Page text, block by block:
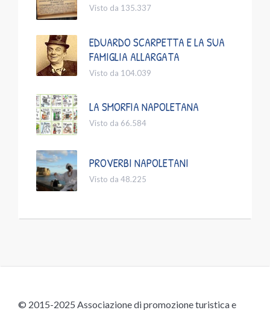
Visto da 135.337
EDUARDO SCARPETTA E LA SUA
FAMIGLIA ALLARGATA
Visto da 104.039
LA SMORFIA NAPOLETANA
Visto da 66.584
PROVERBI NAPOLETANI
Visto da 48.225
© 2015-2025 Associazione di promozione turistica e